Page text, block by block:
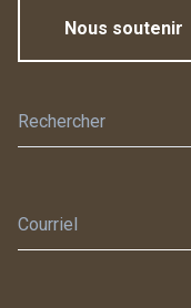
Nous soutenir